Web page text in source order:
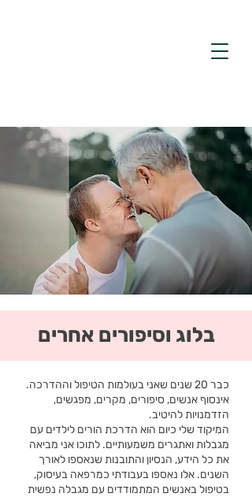
בלוג וסיפורים אחרים
כבר 20 שנים שאני בעולמות הטיפול וההדרכה.
אינסוף אנשים, סיפורים, מקרים, מפגשים,
הזדמנויות להיטיב.
המיקוד שלי כיום הוא הדרכת הורים לילדים עם
מגבלות ואתגרים משמעותיים. לתוכו אני מביאה
את כל הידע, הנסיון והתובנות שנאספו לאורך
השנים. אלו נאספו בעבודתי כמרפאה בעיסוק,
בטיפול באנשים המתמודדים עם מגבלה נפשית